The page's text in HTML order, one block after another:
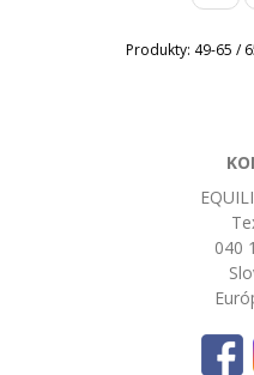
Produkty: 49-65 /
040